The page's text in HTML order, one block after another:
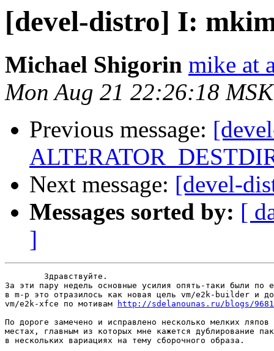
[devel-distro] I:
Michael Shigorin mike at
Mon Aug 21 22:26:18
Previous message:
Next message: [devel-
Messages sorted by: [
]
За эти пару недель основные усилия опять-таки были по
в m-p это отразилось как новая цель vm/e2k-builder и
vm/e2k-xfce по мотивам
http://sdelanounas.ru/blogs/
По дороге замечено и исправлено несколько мелких ляпов
местах, главным из которых мне кажется дублирование
в нескольких вариациях на тему сборочного образа.